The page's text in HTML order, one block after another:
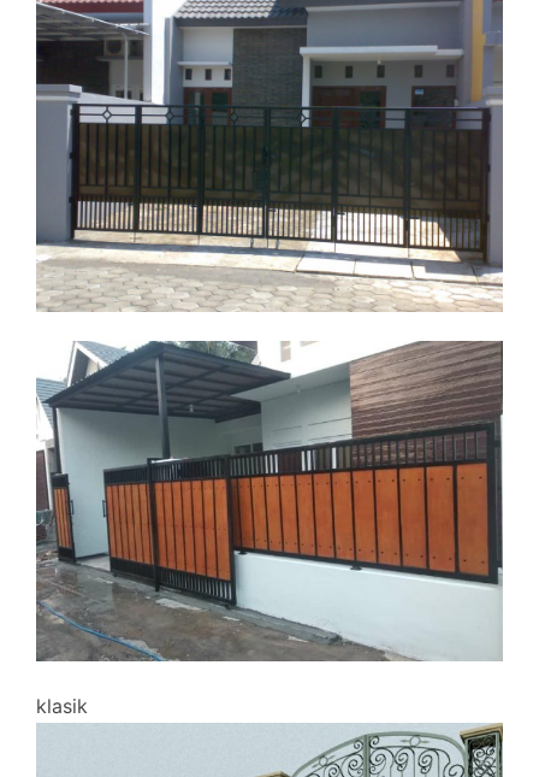
klasik